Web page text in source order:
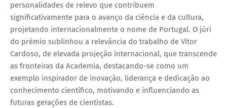
personalidades de relevo que contribuem
significativamente para o avanço da ciência e da cultura,
projetando internacionalmente o nome de Portugal. O júri
do prémio sublinhou a relevância do trabalho de Vítor
Cardoso, de elevada projeção internacional, que transcende
as fronteiras da Academia, destacando-se como um
exemplo inspirador de inovação, liderança e dedicação ao
conhecimento científico, motivando e influenciando as
futuras gerações de cientistas.